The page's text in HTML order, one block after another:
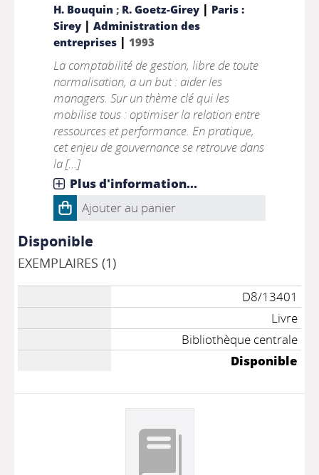
H. Bouquin ; R. Goetz-Girey | Paris :
Sirey| Administration des
entreprises| 1993
La comptabilité de gestion, libre de toute
normalisation, a un but : aider les
managers. Sur un thème clé qui les
mobilise tous : optimiser la relation entre
ressources et performance. En pratique,
cet enjeu de gouvernance se retrouve dans
la [...]
Plus d'information...
Ajouter au panier
Disponible
EXEMPLAIRES (1)
D8/13401
Livre
Bibliothèque centrale
Disponible